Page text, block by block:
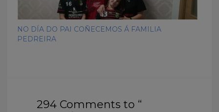
NO DÍA DO PAI COÑECEMOS Á FAMILIA
PEDREIRA
294 Comments to “